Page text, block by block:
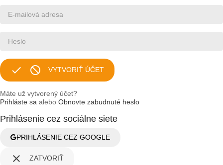
  VYTVORIŤ ÚČET
Máte už vytvorený účet?
Prihláste sa alebo Obnovte zabudnuté heslo
Prihlásenie cez sociálne siete
PRIHLÁSENIE CEZ GOOGLE
 ZATVORIŤ